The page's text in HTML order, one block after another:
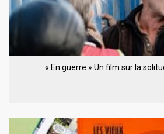
« En guerre » Un film sur la